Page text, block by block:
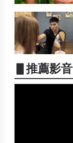
▋推薦影音